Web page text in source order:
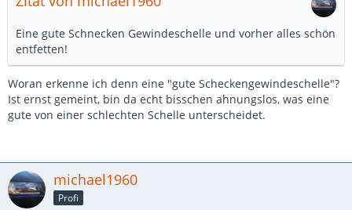
Eine gute Schnecken Gewindeschelle und vorher alles schön
entfetten!
Woran erkenne ich denn eine "gute Scheckengewindeschelle"?
Ist ernst gemeint, bin da echt bisschen ahnungslos, was eine
gute von einer schlechten Schelle unterscheidet.
michael1960
Profi